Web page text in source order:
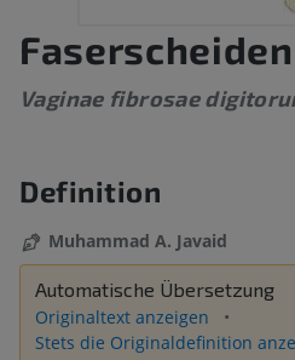
Vaginae fibrosae
Definition
Muhammad A. Javaid
Automatische Übersetzung
Originaltext anzeigen
Stets die Originaldefinition